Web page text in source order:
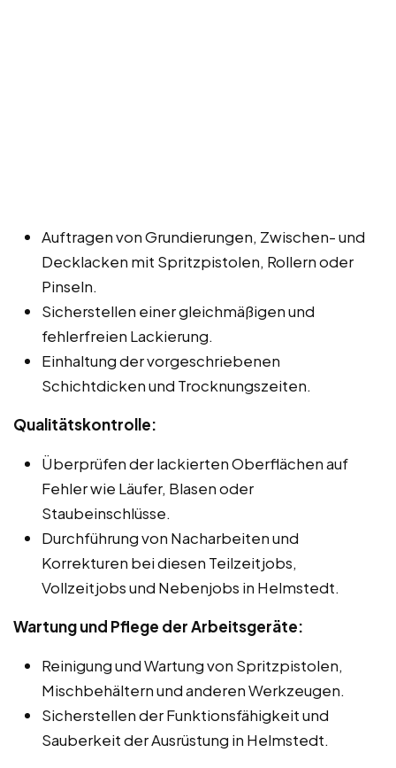
Auftragen von Grundierungen, Zwischen- und
Decklacken mit Spritzpistolen, Rollern oder
Pinseln.
Sicherstellen einer gleichmäßigen und
fehlerfreien Lackierung.
Einhaltung der vorgeschriebenen
Schichtdicken und Trocknungszeiten.
Qualitätskontrolle:
Überprüfen der lackierten Oberflächen auf
Fehler wie Läufer, Blasen oder
Staubeinschlüsse.
Durchführung von Nacharbeiten und
Korrekturen bei diesen Teilzeitjobs,
Vollzeitjobs und Nebenjobs in Helmstedt.
Wartung und Pflege der Arbeitsgeräte:
Reinigung und Wartung von Spritzpistolen,
Mischbehältern und anderen Werkzeugen.
Sicherstellen der Funktionsfähigkeit und
Sauberkeit der Ausrüstung in Helmstedt.